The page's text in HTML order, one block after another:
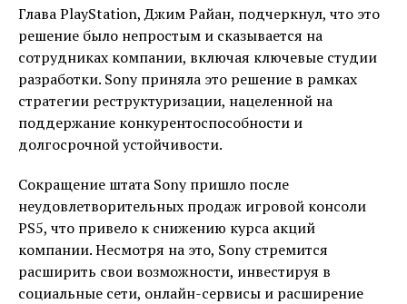
Глава PlayStation, Джим Райан, подчеркнул, что это
решение было непростым и сказывается на
сотрудниках компании, включая ключевые студии
разработки. Sony приняла это решение в рамках
стратегии реструктуризации, нацеленной на
поддержание конкурентоспособности и
долгосрочной устойчивости.
Сокращение штата Sony пришло после
неудовлетворительных продаж игровой консоли
PS5, что привело к снижению курса акций
компании. Несмотря на это, Sony стремится
расширить свои возможности, инвестируя в
социальные сети, онлайн-сервисы и расширение